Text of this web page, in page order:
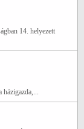
14. helyezett